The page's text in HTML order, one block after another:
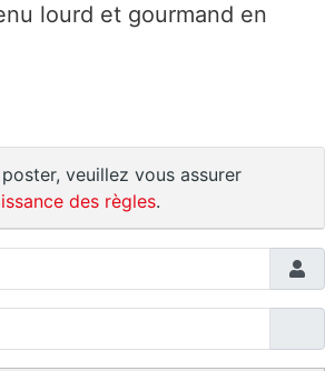
lourd et gourmand en
veuillez vous assurer
des règles.